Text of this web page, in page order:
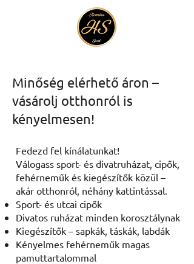
Minőség elérhető áron –
vásárolj otthonról is
kényelmesen!
Fedezd fel kínálatunkat!
Válogass sport- és divatruházat, cipők,
fehérneműk és kiegészítők közül –
akár otthonról, néhány kattintással.
Sport- és utcai cipők
Divatos ruházat minden korosztálynak
Kiegészítők – sapkák, táskák, labdák
Kényelmes fehérneműk magas
pamuttartalommal